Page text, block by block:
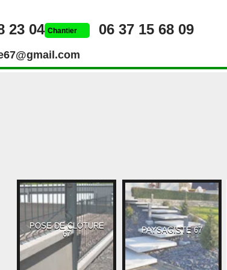
23 04 Chantier 06 37 15 68 09
POSE DE CLÔTURE
67
PAYSAGISTE 67